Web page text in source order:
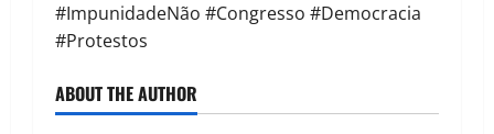
#ImpunidadeNão #Congresso #Democracia
#Protestos
ABOUT THE AUTHOR